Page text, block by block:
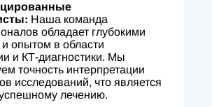
Наша команда
обладает глубокими
опытом в области
и КТ-диагностики. Мы
точность интерпретации
исследований, что является
лечению.